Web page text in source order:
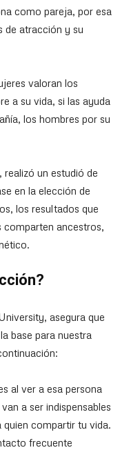
como pareja, por esa
de atracción y su
valoran los
a su vida, si las ayuda
los hombres por su
realizó un estudió de
en la elección de
los resultados que
comparten ancestros,
asegura que
base para nuestra
al ver a esa persona
a ser indispensables
quien compartir tu vida.
frecuente